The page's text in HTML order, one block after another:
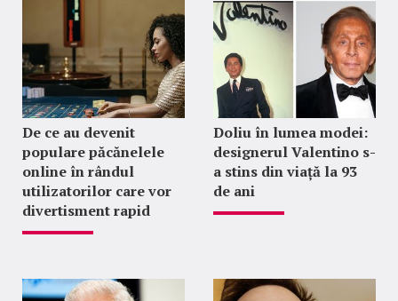
De ce au devenit
populare păcănelele
online în rândul
utilizatorilor care vor
divertisment rapid
Doliu în lumea modei:
designerul Valentino s-
a stins din viață la 93
de ani